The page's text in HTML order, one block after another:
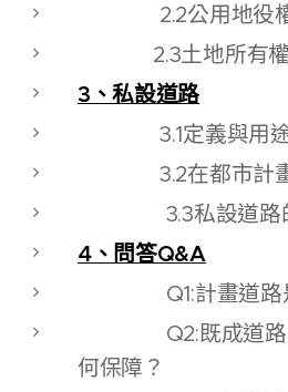
2.2公用地役權
2.3土地所有權
3、私設道路
3.1定義與用
3.2在都市計畫
3.3私設道路的
4、問答Q&A
Q1:計畫道路是
Q2:既成道路土
何保障？